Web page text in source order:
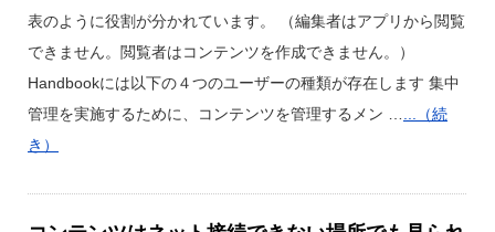
表のように役割が分かれています。 （編集者はアプリから閲覧
できません。閲覧者はコンテンツを作成できません。）
Handbookには以下の４つのユーザーの種類が存在します 集中
管理を実施するために、コンテンツを管理するメン …
...（続
き）